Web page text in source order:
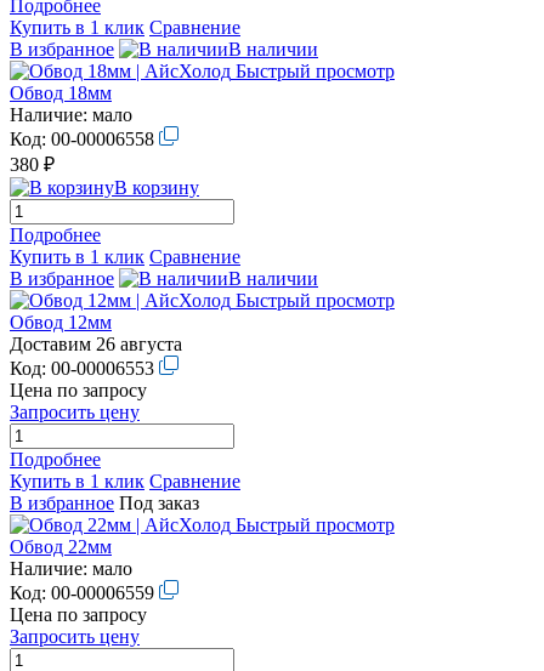
Подробнее
Купить в 1 клик Сравнение
В избранное
В наличии
Быстрый просмотр
Обвод 18мм
Наличие: мало
Код: 00-00006558
380 ₽
В корзину
Подробнее
Купить в 1 клик Сравнение
В избранное
В наличии
Быстрый просмотр
Обвод 12мм
Доставим 26 августа
Код: 00-00006553
Цена по запросу
Запросить цену
Подробнее
Купить в 1 клик Сравнение
В избранное Под заказ
Быстрый просмотр
Обвод 22мм
Наличие: мало
Код: 00-00006559
Цена по запросу
Запросить цену